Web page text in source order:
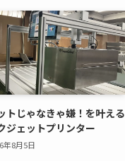
トじゃなきゃ嫌！を叶える
ジェットプリンター
年8月5日